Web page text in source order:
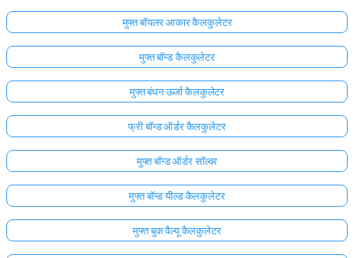
मुफ्त बॉयलर आकार कैलकुलेटर
मुफ्त बॉन्ड कैलकुलेटर
मुफ्त बंधन ऊर्जा कैलकुलेटर
फ्री बॉन्ड ऑर्डर कैलकुलेटर
मुफ्त बॉन्ड ऑर्डर सॉल्वर
मुफ्त बॉन्ड यील्ड कैलकुलेटर
मुफ्त बुक वैल्यू कैलकुलेटर